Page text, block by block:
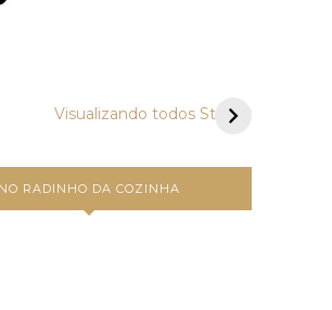
Visualizando todos Stories
NO RADINHO DA COZINHA